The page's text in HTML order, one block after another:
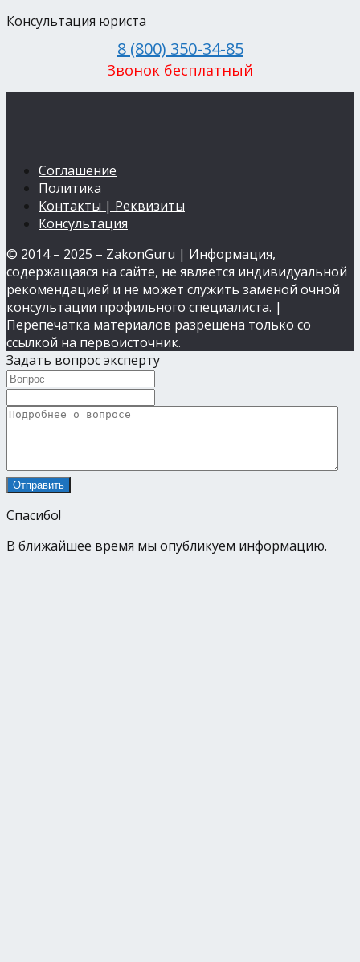
Консультация юриста
8 (800) 350-34-85
Звонок бесплатный
Соглашение
Политика
Контакты | Реквизиты
Консультация
© 2014 – 2025 – ZakonGuru | Информация,
содержащаяся на сайте, не является индивидуальной
рекомендацией и не может служить заменой очной
консультации профильного специалиста. |
Перепечатка материалов разрешена только со
ссылкой на первоисточник.
Задать вопрос эксперту
Спасибо!
В ближайшее время мы опубликуем информацию.